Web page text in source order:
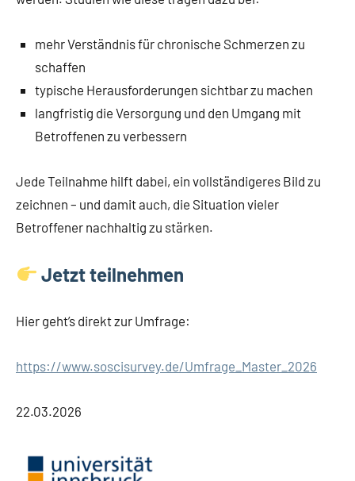
mehr Verständnis für chronische Schmerzen zu
schaffen
typische Herausforderungen sichtbar zu machen
langfristig die Versorgung und den Umgang mit
Betroffenen zu verbessern
Jede Teilnahme hilft dabei, ein vollständigeres Bild zu
zeichnen – und damit auch, die Situation vieler
Betroffener nachhaltig zu stärken.
Jetzt teilnehmen
Hier geht’s direkt zur Umfrage:
https://www.soscisurvey.de/Umfrage_Master_2026
22.03.2026